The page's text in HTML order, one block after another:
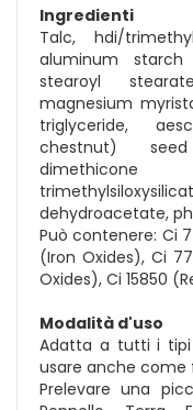
Ingredienti
Talc, hdi/
aluminum starch
stearoyl
magnesium
triglyceride,
chestnut)
dehydroacetate,
Può contenere: Ci
(Iron Oxides), Ci
Oxides), Ci 15850
Modalità d'uso
Adatta a tutti i tipi
usare anche come
Prelevare una